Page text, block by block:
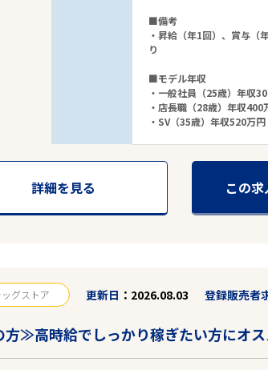
■備考
・昇給（年1回）、賞与（
り
■モデル年収
・一般社員（25歳）年収
・店長職（28歳）年収400
・SV（35歳）年収520万円
詳細を見る この
ッグストア 更新日 2026.08.03 登録販売者
≫高時給でしっかり稼ぎたい方にオス